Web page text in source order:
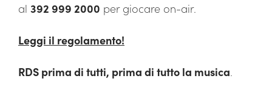
al 392 999 2000 per giocare on-air.
Leggi il regolamento!
RDS prima di tutti, prima di tutto la musica.